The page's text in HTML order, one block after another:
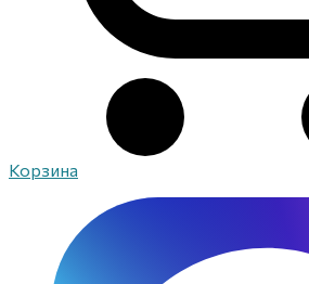
Корзина